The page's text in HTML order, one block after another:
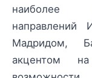
наиболее
Мадридом,
акцентом